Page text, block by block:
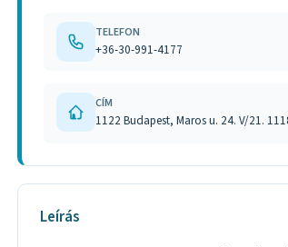
TELEFON
+36-30-991-4177
CÍM
1122 Budapest, Maros u. 24. V/21.
Leírás